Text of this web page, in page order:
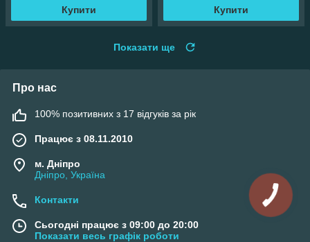
Купити Купити
Показати ще
Про нас
100% позитивних з 17 відгуків за рік
Працює з 08.11.2010
м. Дніпро
Дніпро, Україна
Контакти
Сьогодні працює з 09:00 до 20:00
Показати весь графік роботи